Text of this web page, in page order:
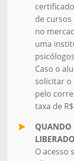
de
no
uma
Caso o
solicitar o
pelo
taxa de
QUANDO
O acesso